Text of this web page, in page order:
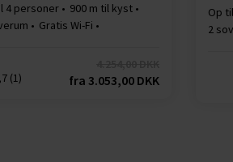
4 personer
900 m til kyst
Gratis Wi-Fi
(1) fra 3.053,00 DKK
Op
2